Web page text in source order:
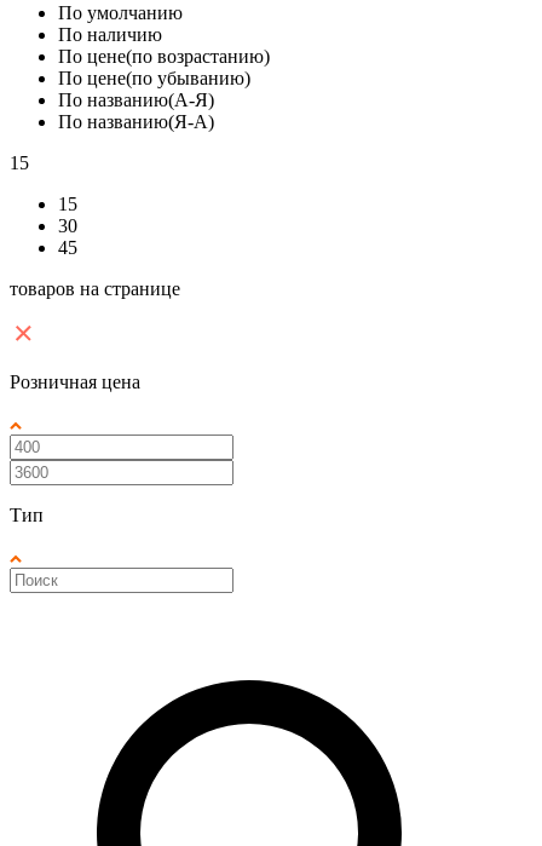
По умолчанию
По наличию
По цене(по возрастанию)
По цене(по убыванию)
По названию(А-Я)
По названию(Я-А)
15
15
30
45
товаров на странице
Розничная цена
Тип